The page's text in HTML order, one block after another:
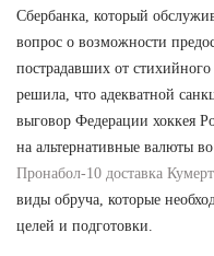
Сбербанка, который
вопрос о возможности
пострадавших от
решила, что адекватной
выговор Федерации хоккея
на альтернативные валюты
Пронабол-10 доставка
виды обруча, которые
целей и подготовки.